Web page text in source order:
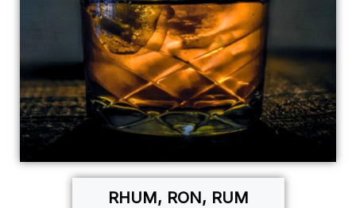
RHUM, RON, RUM